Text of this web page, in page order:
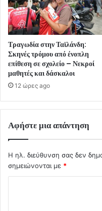
Τραγωδία στην Ταϊλάνδη:
Σκηνές τρόμου από ένοπλη
επίθεση σε σχολείο – Νεκροί
μαθητές και δάσκαλοι
12 ώρες ago
Αφήστε μια απάντηση
Η ηλ. διεύθυνση σας δεν
σημειώνονται με *